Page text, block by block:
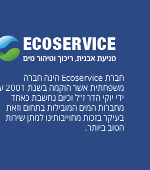
חברת Ecoservice הינה חברה
ידי יוקי הדר ז"ל וכיום נחשבת כאחד
מחברות המים המובילות בתחום וזאת
בעיקר בזכות מחוייבותינו למתן שירות
הטוב ביותר.